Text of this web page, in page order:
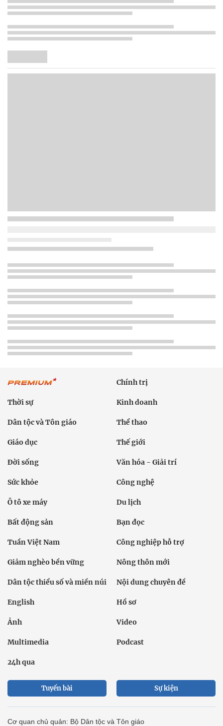
Chính trị
Thời sự Kinh doanh
Dân tộc và Tôn giáo Thể thao
Giáo dục Thế giới
Đời sống Văn hóa - Giải trí
Sức khỏe Công nghệ
Ô tô xe máy Du lịch
Bất động sản Bạn đọc
Tuần Việt Nam Công nghiệp hỗ trợ
Giảm nghèo bền vững Nông thôn mới
Dân tộc thiểu số và miền núi Nội dung chuyên đề
English Hồ sơ
Ảnh Video
Multimedia Podcast
24h qua
Tuyến bài Sự kiện
Cơ quan chủ quản: Bộ Dân tộc và Tôn giáo